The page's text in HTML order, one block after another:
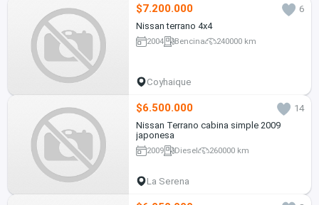
$7.200.000
6
Nissan terrano 4x4
2004 Bencina 240000 km
Coyhaique
$6.500.000
14
Nissan Terrano cabina simple 2009
japonesa
2009 Diesel 260000 km
La Serena